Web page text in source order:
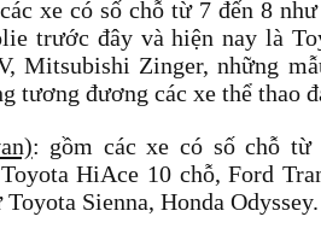
xe có số chỗ từ 7 đến 8
trước đây và hiện nay là
Mitsubishi Zinger, những
tương đương các xe thể thao
: gồm các xe có số chỗ từ
HiAce 10 chỗ, Ford
Sienna, Honda Odyssey.